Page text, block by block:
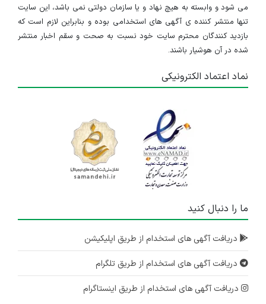
می شود و وابسته به هیچ نهاد و یا سازمان دولتی نمی باشد، این سایت
تنها منتشر کننده ی آگهی های استخدامی بوده و بنابراین لازم است که
بازدید کنندگان محترم سایت خود نسبت به صحت و سقم اخبار منتشر
شده در آن هوشیار باشند.
نماد اعتماد الکترونیکی
ما را دنبال کنید
دریافت آگهی های استخدام از طریق اپلیکیشن
دریافت آگهی های استخدام از طریق تلگرام
دریافت آگهی های استخدام از طریق اینستاگرام